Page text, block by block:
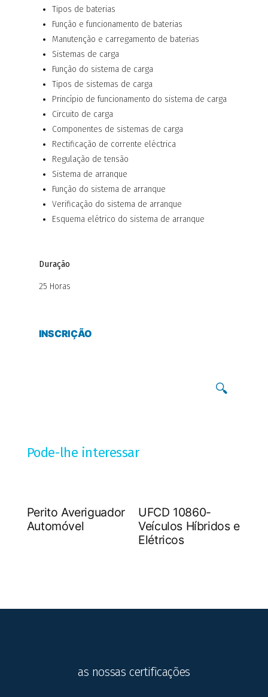
🔍
Pode-lhe interessar
Perito Averiguador
Automóvel
UFCD 10860-
Veículos Híbridos e
Elétricos
Tipos de baterias
Função e funcionamento de baterias
Manutenção e carregamento de baterias
Sistemas de carga
Função do sistema de carga
Tipos de sistemas de carga
Princípio de funcionamento do sistema de carga
Circuito de carga
Componentes de sistemas de carga
Rectificação de corrente eléctrica
Regulação de tensão
Sistema de arranque
Função do sistema de arranque
Verificação do sistema de arranque
Esquema elétrico do sistema de arranque
Duração
25 Horas
INSCRIÇÃO
as nossas certificações